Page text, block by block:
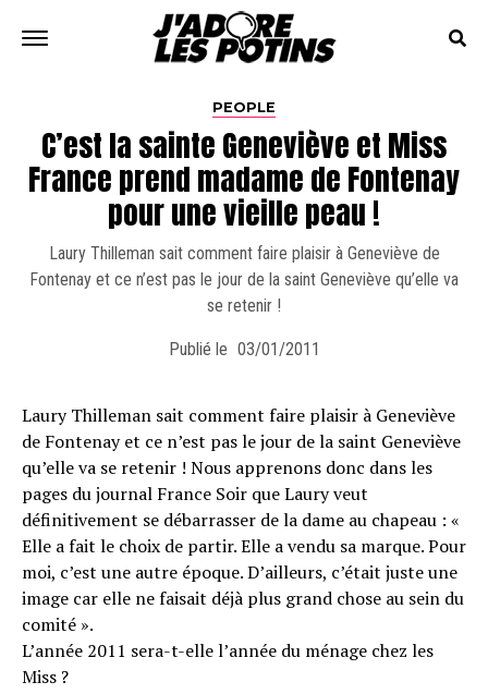
PEOPLE
C’est la sainte Geneviève et Miss
France prend madame de Fontenay
pour une vieille peau !
Laury Thilleman sait comment faire plaisir à Geneviève de
Fontenay et ce n’est pas le jour de la saint Geneviève qu’elle va
se retenir !
Publié le 03/01/2011
Laury Thilleman sait comment faire plaisir à Geneviève
de Fontenay et ce n’est pas le jour de la saint Geneviève
qu’elle va se retenir ! Nous apprenons donc dans les
pages du journal France Soir que Laury veut
définitivement se débarrasser de la dame au chapeau : «
Elle a fait le choix de partir. Elle a vendu sa marque. Pour
moi, c’est une autre époque. D’ailleurs, c’était juste une
image car elle ne faisait déjà plus grand chose au sein du
comité ».
L’année 2011 sera-t-elle l’année du ménage chez les
Miss ?